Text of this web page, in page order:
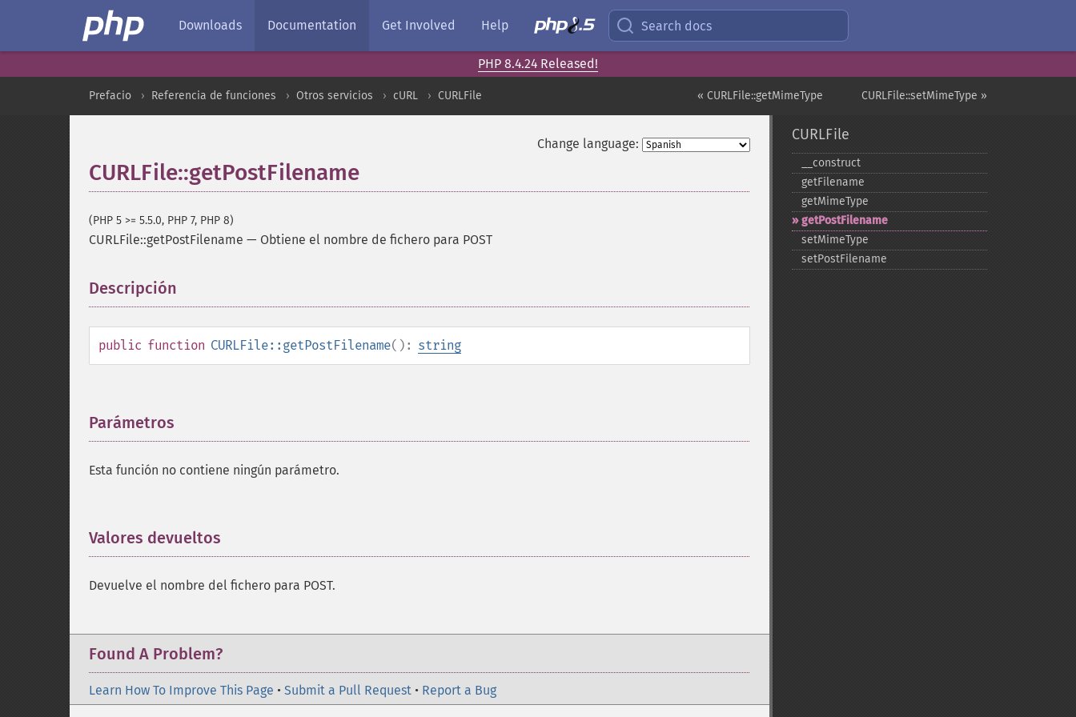
Downloads Documentation Get Involved Help Search docs
PHP 8.4.24 Released!
CURLFile::setMimeType »
« CURLFile::getMimeType
Prefacio Referencia de funciones Otros servicios cURL CURLFile
Change language:
CURLFile::getPostFilename
(PHP 5 >= 5.5.0, PHP 7, PHP 8)
CURLFile::getPostFilename — Obtiene el nombre de fichero para POST
Descripción
public function CURLFile::getPostFilename(): string
Parámetros
Esta función no contiene ningún parámetro.
Valores devueltos
Devuelve el nombre del fichero para POST.
Found A Problem?
Learn How To Improve This Page • Submit a Pull Request • Report a Bug
CURLFile
_​_​construct
getFilename
getMimeType
getPostFilename
setMimeType
setPostFilename